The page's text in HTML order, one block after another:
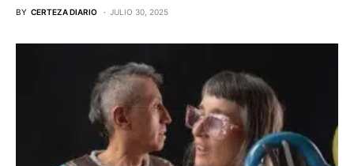
BY CERTEZA DIARIO JULIO 30, 2025